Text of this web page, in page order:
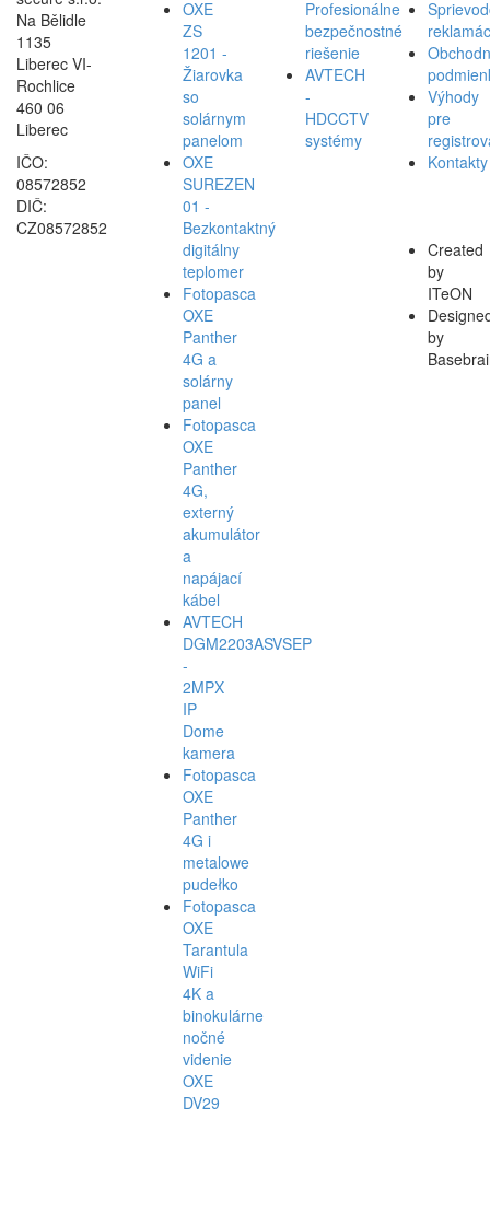
Na Bělidle
1135
Liberec VI-
Rochlice
460 06
Liberec
IČO:
08572852
DIČ:
CZ08572852
OXE
ZS
1201 -
Žiarovka
so
solárnym
panelom
OXE
SUREZEN
01 -
Bezkontaktný
digitálny
teplomer
Fotopasca
OXE
Panther
4G a
solárny
panel
Fotopasca
OXE
Panther
4G,
externý
akumulátor
a
napájací
kábel
AVTECH
DGM2203ASVSEP
-
2MPX
IP
Dome
kamera
Fotopasca
OXE
Panther
4G i
metalowe
pudełko
Fotopasca
OXE
Tarantula
WiFi
4K a
binokulárne
nočné
videnie
OXE
DV29
Profesionálne
bezpečnostné
riešenie
AVTECH
-
HDCCTV
systémy
Výhody
pre
Kontakty
Created
by
ITeON
by